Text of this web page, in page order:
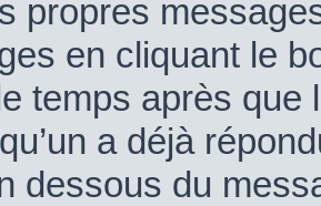
propres
en cliquant le
temps après que
a déjà
dessous du